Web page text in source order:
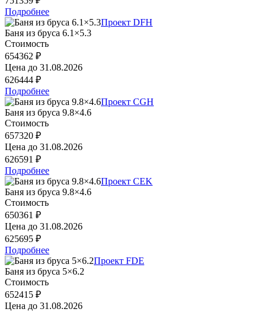
Подробнее
Проект DFH
Баня из бруса 6.1×5.3
Стоимость
654362 ₽
Цена до 31.08.2026
626444 ₽
Подробнее
Проект CGH
Баня из бруса 9.8×4.6
Стоимость
657320 ₽
Цена до 31.08.2026
626591 ₽
Подробнее
Проект CEK
Баня из бруса 9.8×4.6
Стоимость
650361 ₽
Цена до 31.08.2026
625695 ₽
Подробнее
Проект FDE
Баня из бруса 5×6.2
Стоимость
652415 ₽
Цена до 31.08.2026